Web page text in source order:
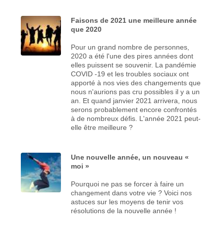
Faisons de 2021 une meilleure année
que 2020
Pour un grand nombre de personnes,
2020 a été l'une des pires années dont
elles puissent se souvenir. La pandémie
COVID -19 et les troubles sociaux ont
apporté à nos vies des changements que
nous n'aurions pas cru possibles il y a un
an. Et quand janvier 2021 arrivera, nous
serons probablement encore confrontés
à de nombreux défis. L'année 2021 peut-
elle être meilleure ?
Une nouvelle année, un nouveau «
moi »
Pourquoi ne pas se forcer à faire un
changement dans votre vie ? Voici nos
astuces sur les moyens de tenir vos
résolutions de la nouvelle année !